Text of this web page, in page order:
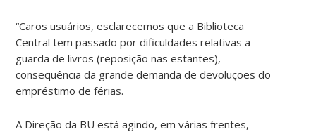
“Caros usuários, esclarecemos que a Biblioteca
Central tem passado por dificuldades relativas a
guarda de livros (reposição nas estantes),
consequência da grande demanda de devoluções do
empréstimo de férias.
A Direção da BU está agindo, em várias frentes,